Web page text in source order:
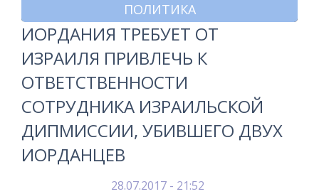
ПОЛИТИКА
ИОРДАНИЯ ТРЕБУЕТ ОТ
ИЗРАИЛЯ ПРИВЛЕЧЬ К
ОТВЕТСТВЕННОСТИ
СОТРУДНИКА ИЗРАИЛЬСКОЙ
ДИПМИССИИ, УБИВШЕГО ДВУХ
ИОРДАНЦЕВ
28.07.2017 - 21:52